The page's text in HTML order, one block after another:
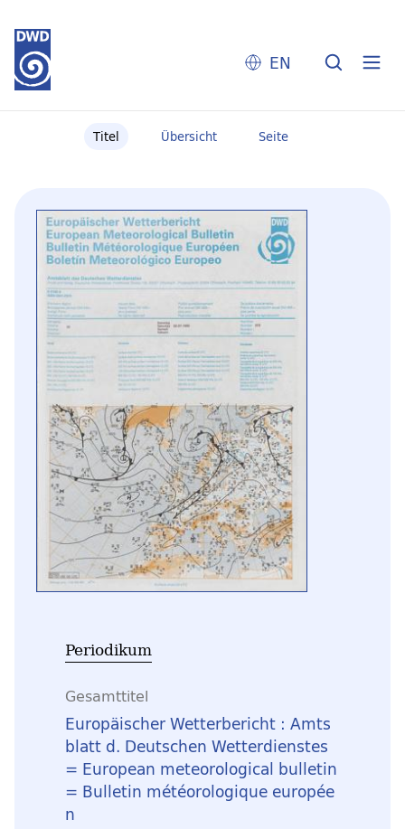
EN
Titel Übersicht Seite
Periodikum
Gesamttitel
Europäischer Wetterbericht : Amts
blatt d. Deutschen Wetterdienstes
= European meteorological bulletin
= Bulletin météorologique europée
n